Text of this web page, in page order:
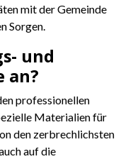
mit der Gemeinde
Sorgen.
und
an?
professionellen
Materialien für
den zerbrechlichsten
auf die